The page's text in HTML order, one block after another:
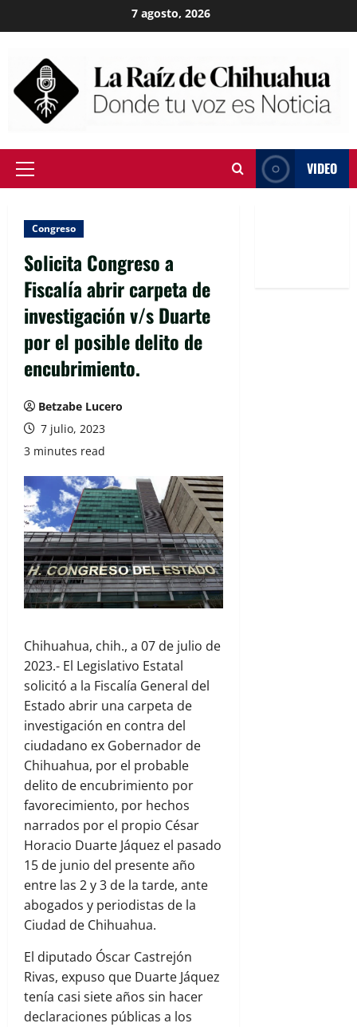
to
7 agosto, 2026
Primary
VIDEO
Congreso
Solicita Congreso a
Fiscalía abrir carpeta de
investigación v/s Duarte
por el posible delito de
encubrimiento.
Betzabe Lucero
7 julio, 2023
3 minutes read
Chihuahua, chih., a 07 de julio de
2023.- El Legislativo Estatal
solicitó a la Fiscalía General del
Estado abrir una carpeta de
investigación en contra del
ciudadano ex Gobernador de
Chihuahua, por el probable
delito de encubrimiento por
favorecimiento, por hechos
narrados por el propio César
Horacio Duarte Jáquez el pasado
15 de junio del presente año
entre las 2 y 3 de la tarde, ante
abogados y periodistas de la
Ciudad de Chihuahua.
El diputado Óscar Castrejón
Rivas, expuso que Duarte Jáquez
tenía casi siete años sin hacer
declaraciones públicas a los